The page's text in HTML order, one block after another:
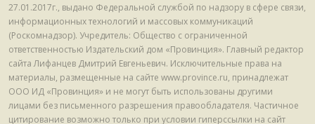
27.01.2017г., выдано Федеральной службой по надзору в сфере связи,
информационных технологий и массовых коммуникаций
(Роскомнадзор). Учредитель: Общество с ограниченной
ответственностью Издательский дом «Провинция». Главный редактор
сайта Лифанцев Дмитрий Евгеньевич. Исключительные права на
материалы, размещенные на сайте www.province.ru, принадлежат
ООО ИД «Провинция» и не могут быть использованы другими
лицами без письменного разрешения правообладателя. Частичное
цитирование возможно только при условии гиперссылки на сайт